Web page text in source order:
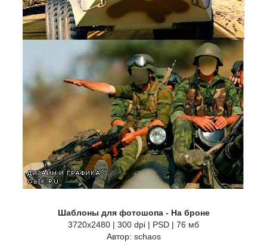
Шаблоны для фотошопа - На броне
3720х2480 | 300 dpi | PSD | 76 мб
Автор: schaos